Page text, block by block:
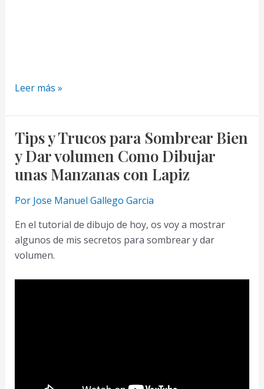
Como
un
Caballo
a
Lápiz
Paso
a
Paso
Leer más »
Tips y Trucos para Sombrear Bien
y Dar volumen Como Dibujar
unas Manzanas con Lapiz
Por Jose Manuel Gallego Garcia
En el tutorial de dibujo de hoy, os voy a mostrar
algunos de mis secretos para sombrear y dar
volumen.